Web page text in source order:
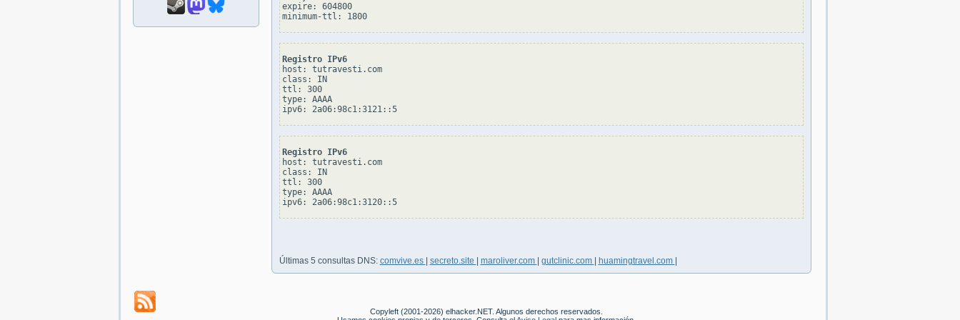
expire: 604800
minimum-ttl: 1800
Registro IPv6
host: tutravesti.com
class: IN
ttl: 300
type: AAAA
ipv6: 2a06:98c1:3121::5
Registro IPv6
host: tutravesti.com
class: IN
ttl: 300
type: AAAA
ipv6: 2a06:98c1:3120::5
Últimas 5 consultas DNS: comvive.es secreto.site maroliver.com gutclinic.com huamingtravel.com
Copyleft (2001-2026) elhacker.NET. Algunos derechos reservados.